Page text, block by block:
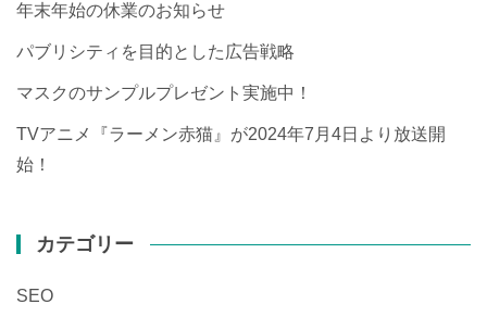
年末年始の休業のお知らせ
パブリシティを目的とした広告戦略
マスクのサンプルプレゼント実施中！
TVアニメ『ラーメン赤猫』が2024年7月4日より放送開
始！
カテゴリー
SEO